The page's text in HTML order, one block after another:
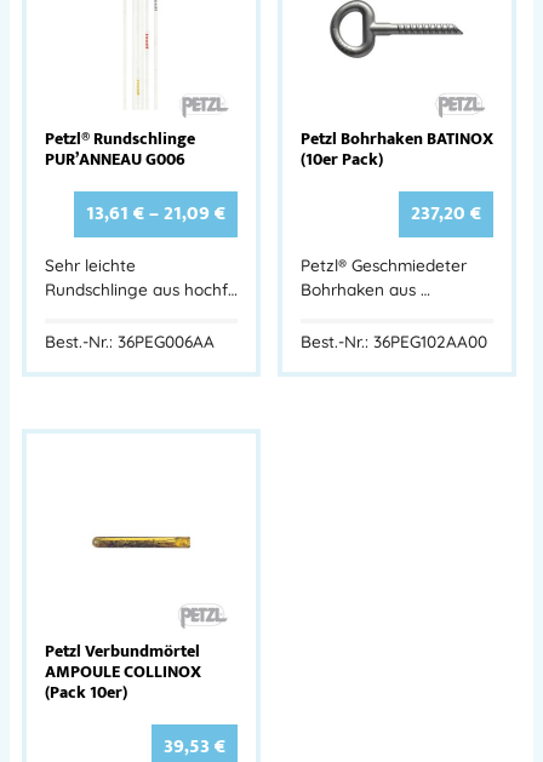
Petzl® Rundschlinge
PUR’ANNEAU G006
13,61€–21,09€
Sehr leichte
Rundschlinge aus hochf…
Best.-Nr.: 36PEG006AA
Petzl Bohrhaken BATINOX
(10er Pack)
237,20€
Petzl® Geschmiedeter
Bohrhaken aus …
Best.-Nr.: 36PEG102AA00
Petzl Verbundmörtel
AMPOULE COLLINOX
(Pack 10er)
39,53€